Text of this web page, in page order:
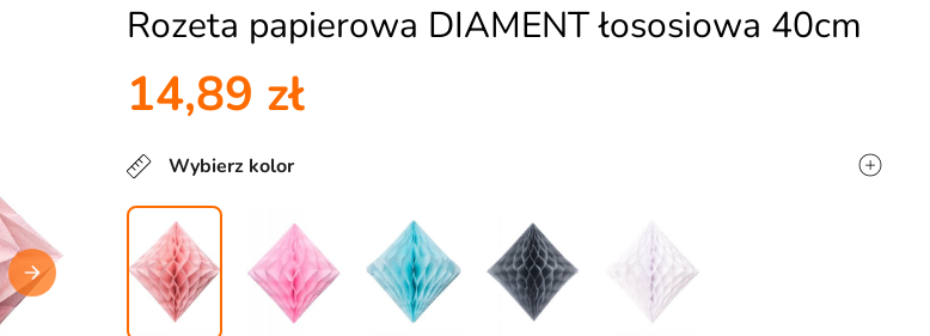
Rozeta papierowa DIAMENT łososiowa 40cm
14,89 zł
Wybierz kolor